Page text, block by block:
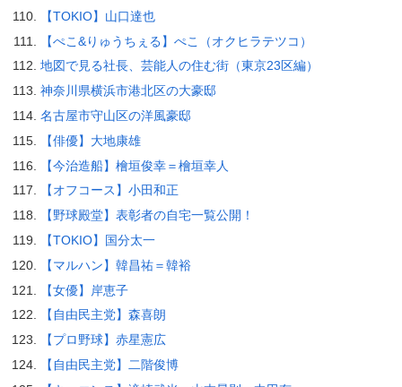
【TOKIO】山口達也
【ぺこ&りゅうちぇる】ぺこ（オクヒラテツコ）
地図で見る社長、芸能人の住む街（東京23区編）
神奈川県横浜市港北区の大豪邸
名古屋市守山区の洋風豪邸
【俳優】大地康雄
【今治造船】檜垣俊幸＝檜垣幸人
【オフコース】小田和正
【野球殿堂】表彰者の自宅一覧公開！
【TOKIO】国分太一
【マルハン】韓昌祐＝韓裕
【女優】岸恵子
【自由民主党】森喜朗
【プロ野球】赤星憲広
【自由民主党】二階俊博